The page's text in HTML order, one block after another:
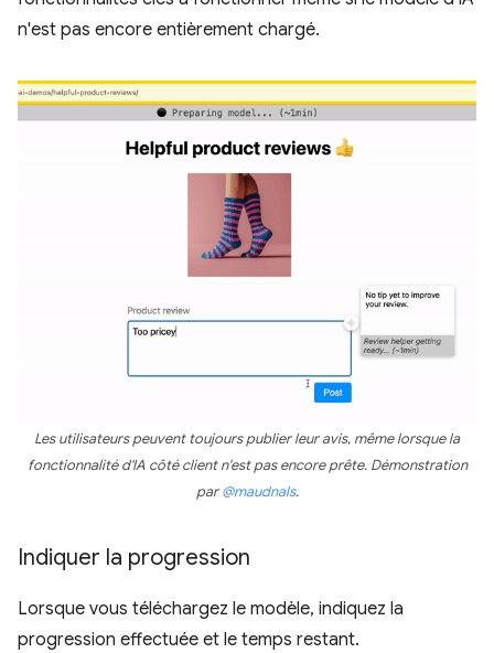
n'est pas encore entièrement chargé.
Les utilisateurs peuvent toujours publier leur avis, même lorsque la
fonctionnalité d'IA côté client n'est pas encore prête. Démonstration
par@maudnals.
Indiquer la progression
Lorsque vous téléchargez le modèle, indiquez la
progression effectuée et le temps restant.